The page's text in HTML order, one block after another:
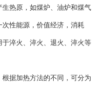
热原，如煤炉、油炉和煤气
性能源，价值经济，消耗
淬火、淬火、退火、淬火等
据加热方法的不同，可分为